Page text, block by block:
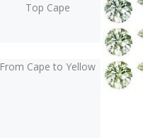
Top Cape
From Cape to Yellow